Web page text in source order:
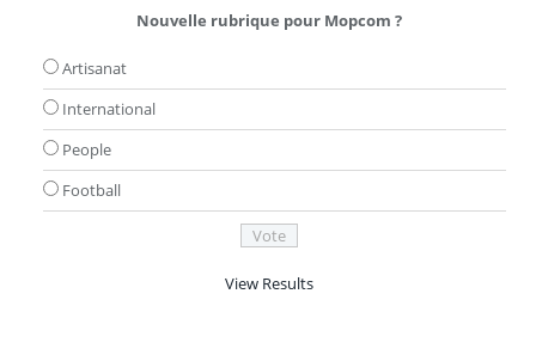
Nouvelle rubrique pour Mopcom ?
Artisanat
International
People
Football
View Results